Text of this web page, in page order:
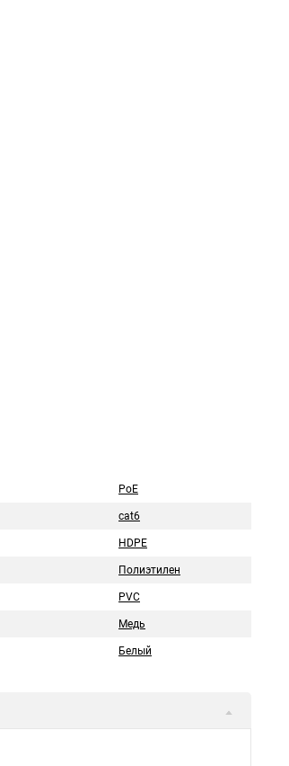
PoE
cat6
HDPE
Полиэтилен
PVC
Медь
Белый